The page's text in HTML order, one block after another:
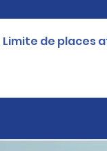
Limite de places